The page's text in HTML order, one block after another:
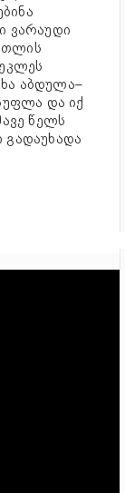
ვარაუდი
აბდულა–
და იქ
წელს
გადაუხადა